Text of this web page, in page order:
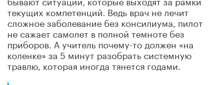
текущих компетенций. Ведь врач не лечит
сложное заболевание без консилиума, пилот
не сажает самолет в полной темноте без
приборов. А учитель почему-то должен «на
коленке» за 5 минут разобрать системную
травлю, которая иногда тянется годами.